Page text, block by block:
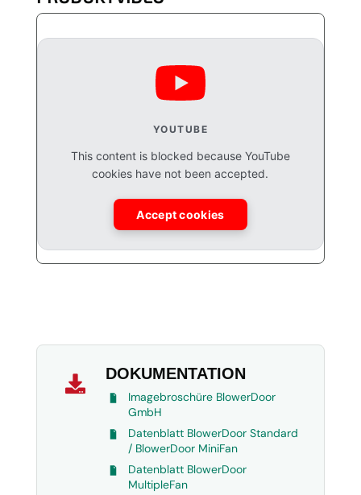
YOUTUBE
This content is blocked because YouTube
cookies have not been accepted.
Accept cookies
 DOKUMENTATION
Imagebroschüre BlowerDoor
GmbH
Datenblatt BlowerDoor Standard
/ BlowerDoor MiniFan
Datenblatt BlowerDoor
MultipleFan